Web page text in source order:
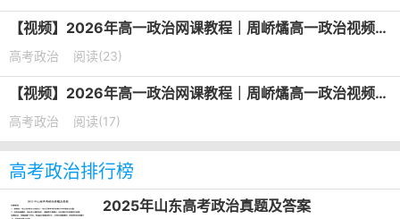
【视频】2026年高一政治网课教程｜周峤燏高一政治视频教程上学期暑秋班
高考政治 阅读(23)
【视频】2026年高一政治网课教程｜周峤燏高一政治视频教程下学期寒春班
高考政治 阅读(17)
高考政治排行榜
2025年山东高考政治真题及答案